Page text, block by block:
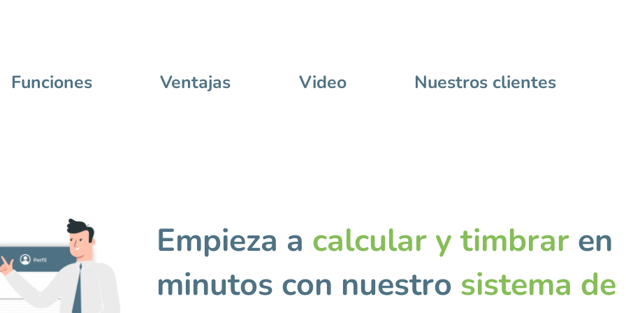
Funciones Ventajas Video Nuestros clientes
Empieza a calcular y timbrar en
minutos con nuestro sistema de